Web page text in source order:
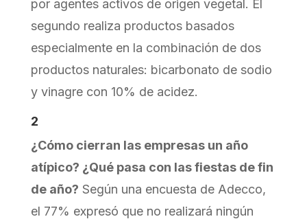
por agentes activos de origen vegetal. El
segundo realiza productos basados
especialmente en la combinación de dos
productos naturales: bicarbonato de sodio
y vinagre con 10% de acidez.
2
¿Cómo cierran las empresas un año
atípico? ¿Qué pasa con las fiestas de fin
de año? Según una encuesta de Adecco,
el 77% expresó que no realizará ningún